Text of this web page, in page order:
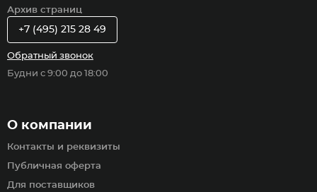
Архив страниц
О компании
Контакты и реквизиты
Публичная оферта
Для поставщиков
+7 (495) 215 28 49
Обратный звонок
Будни с 9:00 до 18:00